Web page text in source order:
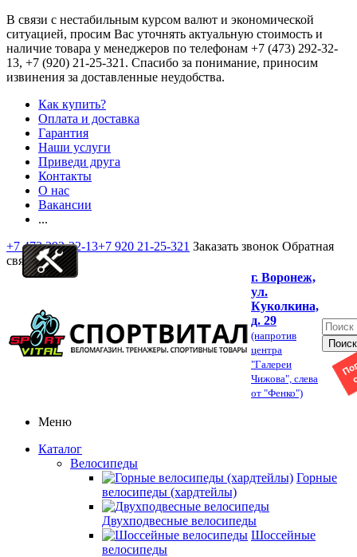
В связи с нестабильным курсом валют и экономической
ситуацией, просим Вас уточнять актуальную стоимость и
наличие товара у менеджеров по телефонам +7 (473) 292-32-
13, +7 (920) 21-25-321 . Спасибо за понимание, приносим
извинения за доставленные неудобства.
Как купить?
Оплата и доставка
Гарантия
Наши услуги
Приведи друга
Контакты
О нас
Вакансии
...
+7 473 292-32-13+7 920 21-25-321 Заказать звонок Обратная
связь
г. Воронеж,
ул.
Куколкина,
д. 29
(напротив
центра
"Галереи
Чижова", слева
от "Фенко")
Меню
Каталог
Велосипеды
Горные
велосипеды (хардтейлы)
Двухподвесные велосипеды
Шоссейные
велосипеды